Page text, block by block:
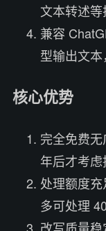
文本转述等
兼容
型输出文本
核心优势
完全免费
年后才考虑
处理额度
多可处理
改写质量